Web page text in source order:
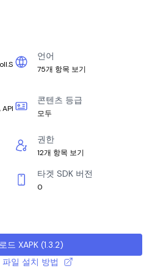
언어
75개 항목 보기
콘텐츠 등급
모두
권한
12개 항목 보기
타겟 SDK 버전
0
드 XAPK(1.3.2)
파일 설치 방법